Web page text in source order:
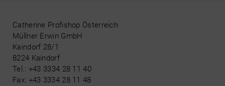
Catherine Profishop Österreich
Müllner Erwin GmbH
Kaindorf 28/1
8224 Kaindorf
Tel.: +43 3334 28 11 40
Fax: +43 3334 28 11 48